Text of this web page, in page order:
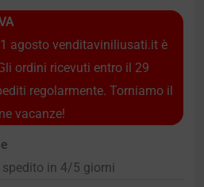
agosto venditaviniliusati.it è
ordini ricevuti entro il 29
regolarmente. Torniamo il
vacanze!
in 4/5 giorni